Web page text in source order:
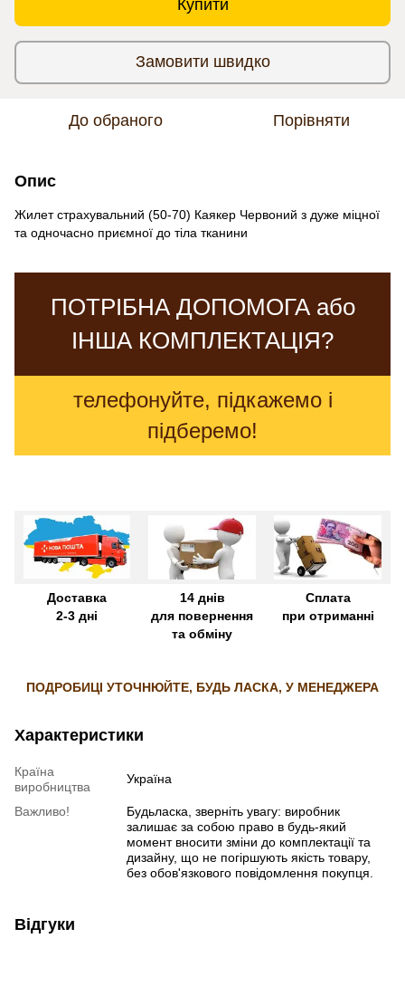
Купити
Замовити швидко
До обраного Порівняти
Опис
Жилет страхувальний (50-70) Каякер Червоний з дуже міцної
та одночасно приємної до тіла тканини
ПОТРІБНА ДОПОМОГА або
ІНША КОМПЛЕКТАЦІЯ?
телефонуйте, підкажемо і
підберемо!
Доставка
2-3 дні
14 днів
для повернення
та обміну
Сплата
при отриманні
ПОДРОБИЦІ УТОЧНЮЙТЕ, БУДЬ ЛАСКА, У МЕНЕДЖЕРА
Характеристики
Країна
виробництва
Україна
Важливо!
Будьласка, зверніть увагу: виробник
залишає за собою право в будь-який
момент вносити зміни до комплектації та
дизайну, що не погіршують якість товару,
без обов'язкового повідомлення покупця.
Відгуки